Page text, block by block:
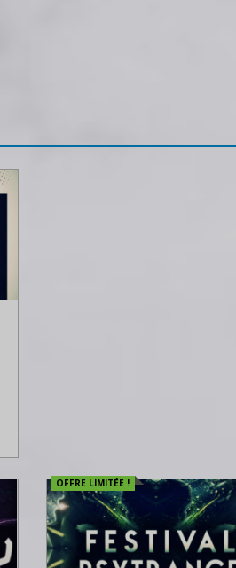
OFFRE LIMITÉE !